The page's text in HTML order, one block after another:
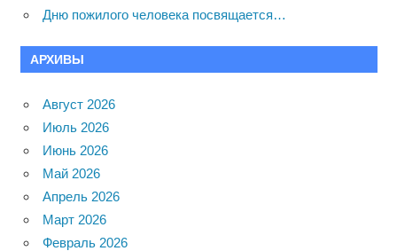
Дню пожилого человека посвящается…
АРХИВЫ
Август 2026
Июль 2026
Июнь 2026
Май 2026
Апрель 2026
Март 2026
Февраль 2026